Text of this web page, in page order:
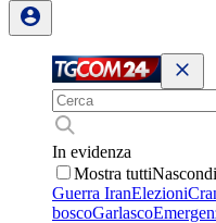
In evidenza
Mostra tuttiNascondi
Guerra IranElezioni
boscoGarlasco